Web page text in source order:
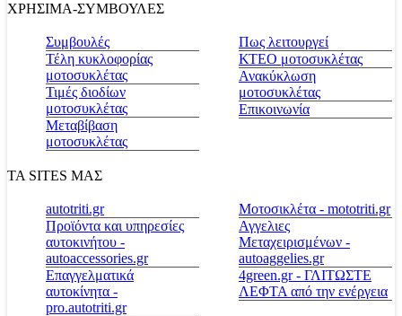
ΧΡΗΣΙΜΑ-ΣΥΜΒΟΥΛΕΣ
Συμβουλές
Τέλη κυκλοφορίας
μοτοσυκλέτας
Τιμές διοδίων
μοτοσυκλέτας
Μεταβίβαση
μοτοσυκλέτας
Πως λειτουργεί
ΚΤΕΟ μοτοσυκλέτας
Ανακύκλωση
μοτοσυκλέτας
Επικοινωνία
ΤΑ SITES ΜΑΣ
autotriti.gr
Προϊόντα και υπηρεσίες
αυτοκινήτου -
autoaccessories.gr
Επαγγελματικά
αυτοκίνητα -
pro.autotriti.gr
Μοτοσικλέτα - mototriti.gr
Αγγελιες
Μεταχειρισμένων -
autoaggelies.gr
4green.gr - ΓΛΙΤΩΣΤΕ
ΛΕΦΤΑ από την ενέργεια